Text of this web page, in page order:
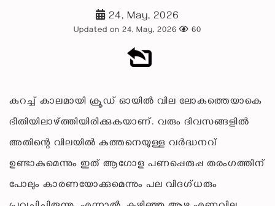
24, May, 2026
Updated on 24, May, 2026 60
കുറച്ച് കാലമായി ക്രൂഡ് ഓയിൽ വില ലോകത്തെയാകെ
ഭീതിയിലാഴ്ത്തിയിരിക്കുകയാണ്. വരും ദിവസങ്ങളിൽ
അതിന്റെ വിലയിൽ കുത്തനെയുള്ള വർദ്ധനവ്
ഉണ്ടാകുമെന്നും ഇത് ആഗോള പണപ്പെരുപ്പ തരംഗത്തിന്
പോലും കാരണയോക്കുമെന്നും പല വിദഗ്ധരും